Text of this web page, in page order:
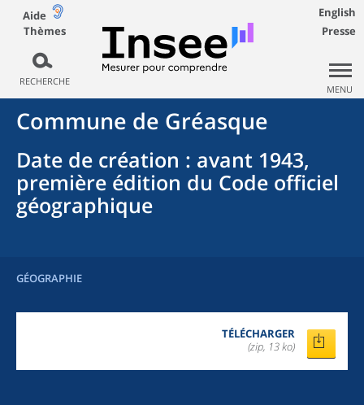
Aide
Thèmes
RECHERCHE
English
Presse
MENU
Commune de Gréasque
Date de création : avant 1943,
première édition du Code officiel
géographique
GÉOGRAPHIE
TÉLÉCHARGER
(zip, 13 ko)